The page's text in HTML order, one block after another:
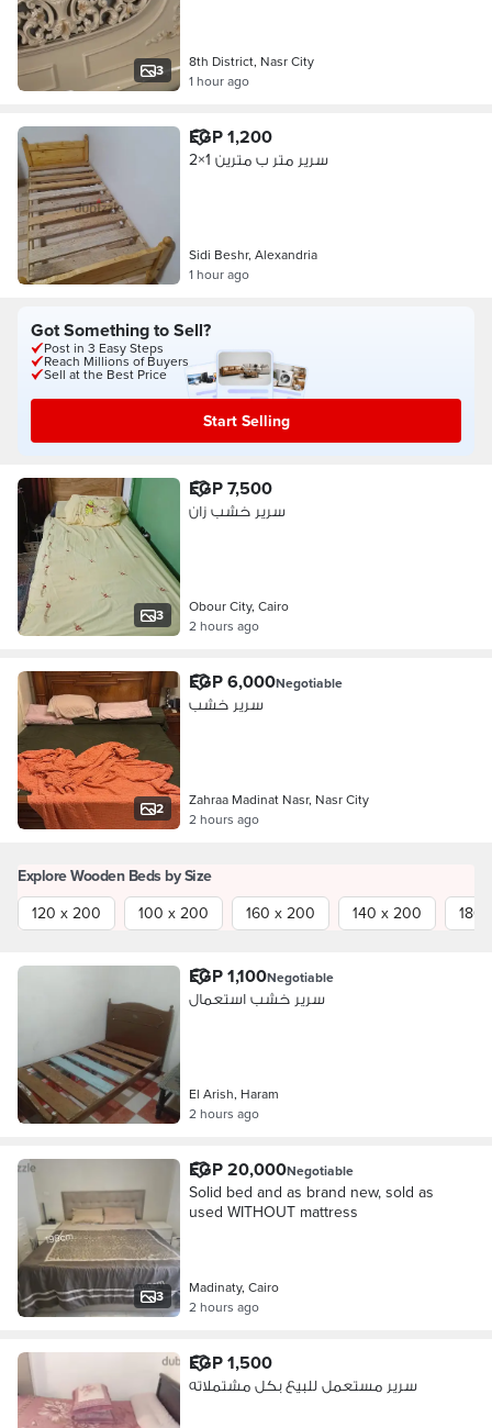
3
8th District, Nasr City
1 hour ago
EGP 1,200
سرير متر ب مترين 1×2
Sidi Beshr, Alexandria
1 hour ago
Got Something to Sell?
Post in 3 Easy Steps
Reach Millions of Buyers
Sell at the Best Price
Start Selling
3
EGP 7,500
سرير خشب زان
Obour City, Cairo
2 hours ago
2
EGP 6,000Negotiable
سرير خشب
Zahraa Madinat Nasr, Nasr City
2 hours ago
Explore Wooden Beds by Size
120 x 200
100 x 200 160 x 200 140 x 200 180
EGP 1,100Negotiable
سرير خشب استعمال
El Arish, Haram
2 hours ago
3
EGP 20,000Negotiable
Solid bed and as brand new, sold as
used WITHOUT mattress
Madinaty, Cairo
2 hours ago
EGP 1,500
سرير مستعمل للبيع بكل مشتملاته